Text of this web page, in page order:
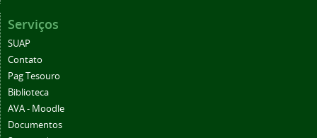
Serviços
SUAP
Contato
Pag Tesouro
Biblioteca
AVA - Moodle
Documentos